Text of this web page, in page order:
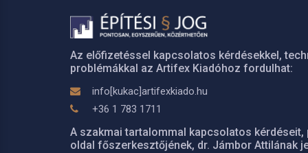
Az előfizetéssel kapcsolatos kérdésekkel,
problémákkal az Artifex Kiadóhoz fordulhat:
info[kukac]artifexkiado.hu
+36 1 783 1711
A szakmai tartalommal kapcsolatos kérdéseit,
oldal főszerkesztőjének, dr. Jámbor Attilának